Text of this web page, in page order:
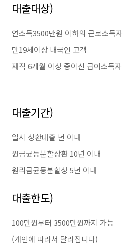
대출대상)
연소득3500만원 이하의 근로소득자
만19세이상 내국인 고객
재직 6개월 이상 중이신 급여소득자
대출기간)
일시 상환대출 년 이내
원금균등분할상환 10년 이내
원리금균등분할상 5년 이내
대출한도)
100만원부터 3500만원까지 가능
(개인에 따라서 달라집니다)